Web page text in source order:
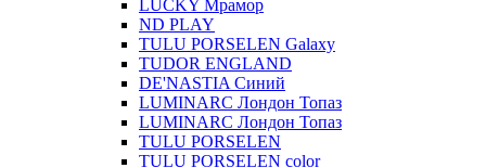
LUCKY Мрамор
ND PLAY
TULU PORSELEN Galaxy
TUDOR ENGLAND
DE'NASTIA Синий
LUMINARC Лондон Топаз
LUMINARC Лондон Топаз
TULU PORSELEN
TULU PORSELEN color